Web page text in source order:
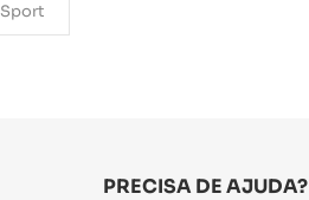
Sport
PRECISA DE AJUDA?